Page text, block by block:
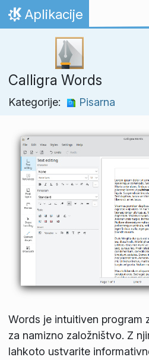
Preskoči na vsebino
Domov
Aplikacije
Calligra Words
Kategorije: Pisarna
Words je intuitiven program
za namizno založništvo. Z
lahkoto ustvarite